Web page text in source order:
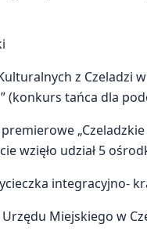
z Czeladzi
tańca dla
wzięło udział 5
integracyjno-
Miejskiego w